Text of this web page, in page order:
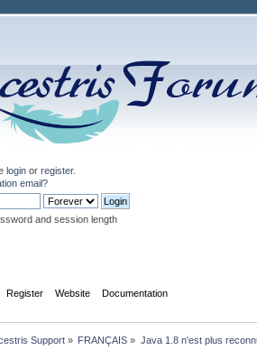
loginor register.
email?
and session length
Register Website Documentation
Support » FRANÇAIS » Java 1.8 n'est plus